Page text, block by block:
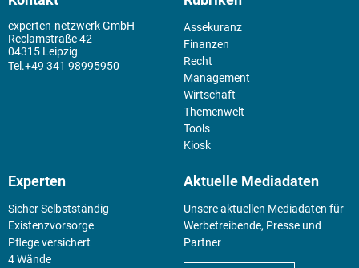
experten-netzwerk GmbH
Reclamstraße 42
04315 Leipzig
+49 341 98995950
Assekuranz
Finanzen
Recht
Management
Wirtschaft
Themenwelt
Tools
Kiosk
Experten
Sicher Selbstständig
Existenz­vorsorge
Pflege versichert
4 Wände
Aktuelle Mediadaten
Unsere aktuellen Mediadaten für
Werbetreibende, Presse und
Partner